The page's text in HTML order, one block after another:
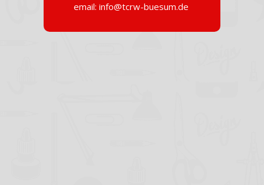
email: info@tcrw-buesum.de